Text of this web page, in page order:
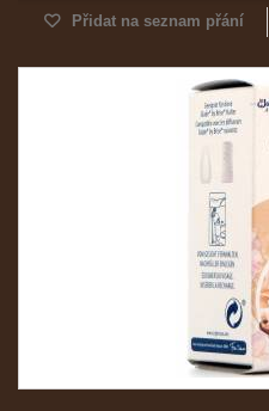
Přidat na seznam přání